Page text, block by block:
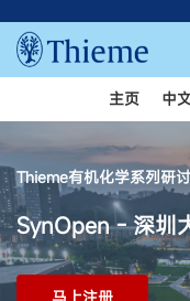
主页 中
Thieme有机化学系列研
SynOpen - 深圳
马上注册